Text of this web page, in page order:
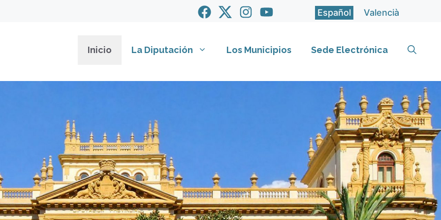
Español Valencià
Inicio La Diputación Los Municipios Sede Electrónica